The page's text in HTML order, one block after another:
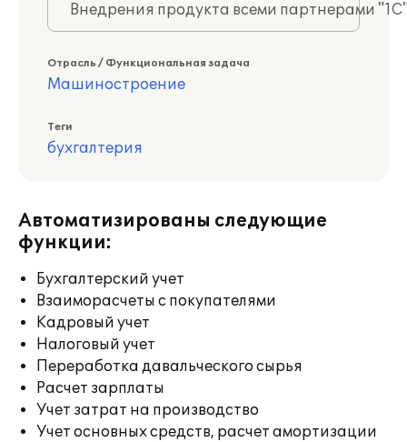
Внедрения продукта всеми партнерами
Отрасль / Функциональная задача
Машиностроение
Теги
бухгалтерия
Автоматизированы следующие
функции:
Бухгалтерский учет
Взаиморасчеты с покупателями
Кадровый учет
Налоговый учет
Переработка давальческого сырья
Расчет зарплаты
Учет затрат на производство
Учет основных средств, расчет амортизации